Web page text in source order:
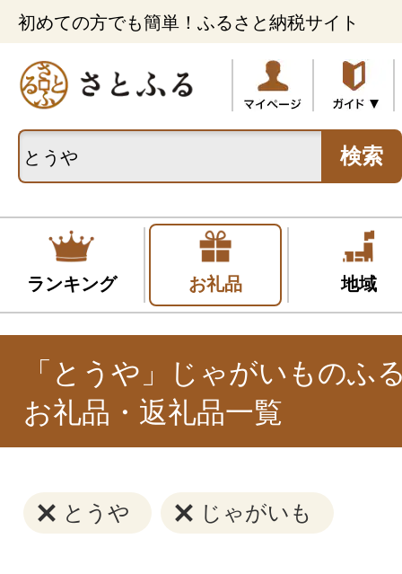
初めての方でも簡単！ふるさと納税サイト
検索
ランキング お礼品 地域
「とうや」じゃがいものふ
お礼品・返礼品一覧
とうや じゃがいも